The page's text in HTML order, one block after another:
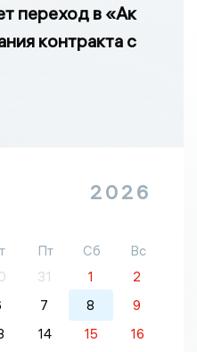
переход в «Ак
контракта с
2026
Пт Сб
Вс
31 1
2
7 8
9
14 15
16